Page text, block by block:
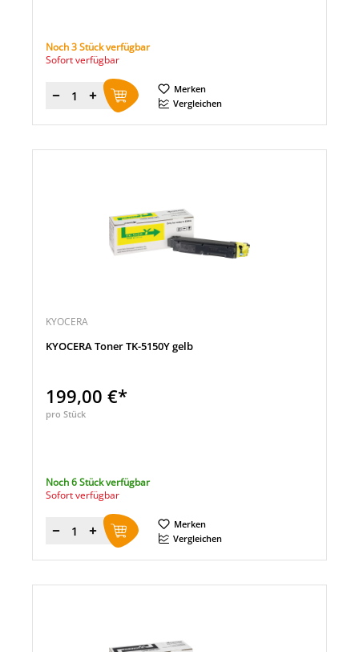
Noch 3 Stück verfügbar
Sofort verfügbar
Menge
Merken
Vergleichen
KYOCERA
KYOCERA Toner TK-5150Y gelb
199,00 €*
pro Stück
Noch 6 Stück verfügbar
Sofort verfügbar
Menge
Merken
Vergleichen